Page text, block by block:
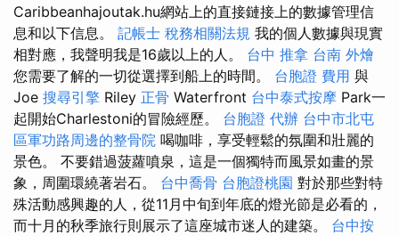
Caribbeanhajoutak.hu網站上的直接鏈接上的數據管理信
息和以下信息。 記帳士 稅務相關法規 我的個人數據與現實
相對應，我聲明我是16歲以上的人。 台中 推拿 台南 外燴
您需要了解的一切從選擇到船上的時間。 台胞證 費用 與
Joe 搜尋引擎 Riley 正骨 Waterfront 台中泰式按摩 Park一
起開始Charlestoni的冒險經歷。 台胞證 代辦 台中市北屯
區軍功路周邊的整骨院 喝咖啡，享受輕鬆的氛圍和壯麗的
景色。 不要錯過菠蘿噴泉，這是一個獨特而風景如畫的景
象，周圍環繞著岩石。 台中喬骨 台胞證桃園 對於那些對特
殊活動感興趣的人，從11月中旬到年底的燈光節是必看的，
而十月的秋季旅行則展示了這座城市迷人的建築。 台中按